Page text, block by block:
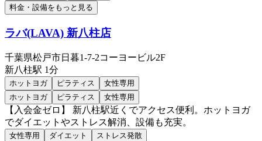
料金・設備をもっと見る
ラバ(LAVA) 新八柱店
千葉県松戸市日暮1-7-2コーヨービル2F
新八柱駅 1分
ホットヨガ ピラティス
女性専用
ホットヨガ
ピラティス 女性専用
【入会金ゼロ】 新八柱駅近くでアクセス便利。ホットヨガ
でダイエットやストレス解消、設備も充実。
女性専用 ダイエット ストレス発散